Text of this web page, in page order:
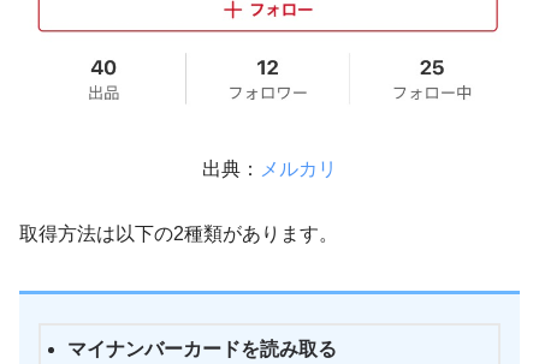
出典： メルカリ
取得方法は以下の2種類があります。
マイナンバーカードを読み取る